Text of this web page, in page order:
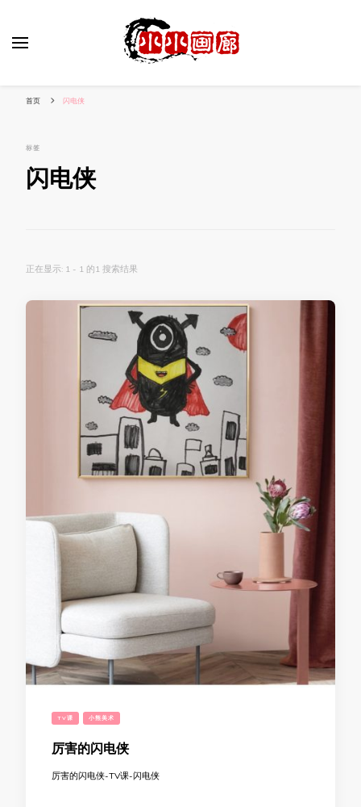
首页 闪电侠
标签
闪电侠
正在显示: 1 - 1 的1 搜索结果
TV课 小熊美术
厉害的闪电侠
厉害的闪电侠-TV课-闪电侠